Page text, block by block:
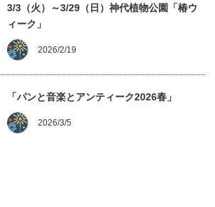
3/3（火）～3/29（日）神代植物公園「椿ウ
ィーク」
2026/2/19
「パンと音楽とアンティーク2026春」
2026/3/5